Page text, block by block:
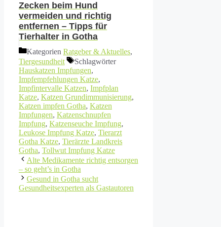
Zecken beim Hund
vermeiden und richtig
entfernen – Tipps für
Tierhalter in Gotha
Kategorien Ratgeber & Aktuelles,
Tiergesundheit
Schlagwörter
Hauskatzen Impfungen,
Impfempfehlungen Katze,
Impfintervalle Katzen, Impfplan
Katze, Katzen Grundimmunisierung,
Katzen impfen Gotha, Katzen
Impfungen, Katzenschnupfen
Impfung, Katzenseuche Impfung,
Leukose Impfung Katze, Tierarzt
Gotha Katze, Tierärzte Landkreis
Gotha, Tollwut Impfung Katze
Alte Medikamente richtig entsorgen
– so geht’s in Gotha
Gesund in Gotha sucht
Gesundheitsexperten als Gastautoren